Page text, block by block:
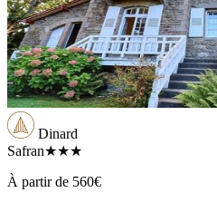
Dinard
Safran★★★
À partir de 560€